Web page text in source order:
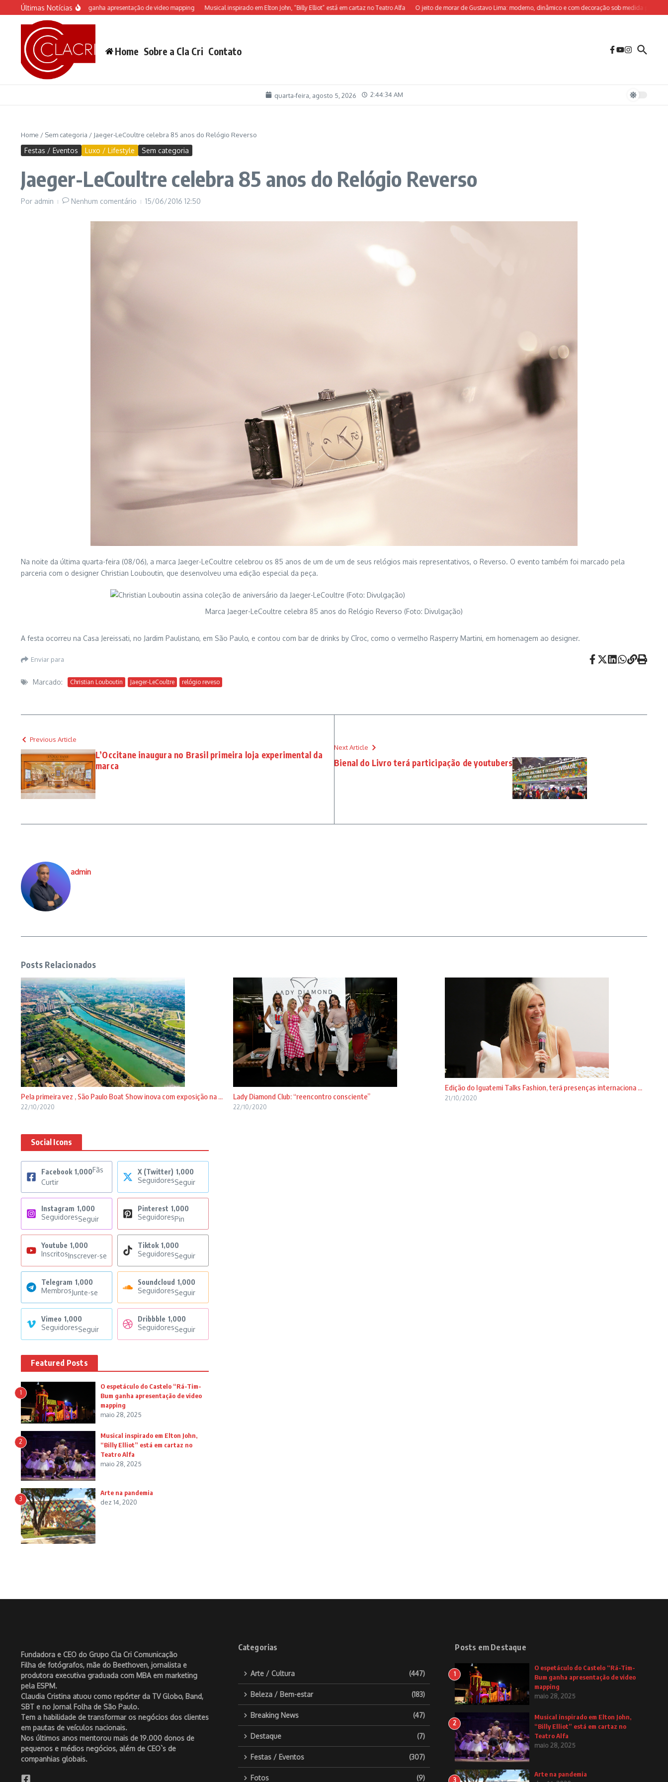
Ir para o conteúdo
Últimas Notícias
Castelo “Rá-Tim-Bum ganha apresentação de video mapping Musical inspirado em Elton John, “Billy Elliot” está em cartaz no Teatro Alfa O jeito de morar de Gustavo Lima: moderno, dinâmico e com decoração sob medida para o olhar
Home Sobre a Cla Cri Contato
quarta-feira, agosto 5, 2026 2:44:35 AM
Home / Sem categoria / Jaeger-LeCoultre celebra 85 anos do Relógio Reverso
Festas / Eventos Luxo / Lifestyle Sem categoria
Jaeger-LeCoultre celebra 85 anos do Relógio Reverso
Por admin Nenhum comentário 15/06/2016 12:50
Na noite da última quarta-feira (08/06), a marca Jaeger-LeCoultre celebrou os 85 anos de um de um de seus relógios mais representativos, o Reverso. O evento também foi marcado pela
parceria com o designer Christian Louboutin, que desenvolveu uma edição especial da peça.
Marca Jaeger-LeCoultre celebra 85 anos do Relógio Reverso (Foto: Divulgação)
A festa ocorreu na Casa Jereissati, no Jardim Paulistano, em São Paulo, e contou com bar de drinks by Cîroc, como o vermelho Rasperry Martini, em homenagem ao designer.
Enviar para
Marcado: Christian Louboutin Jaeger-LeCoultre relógio reveso
Previous Article
L’Occitane inaugura no Brasil primeira loja experimental da
marca
Next Article
Bienal do Livro terá participação de youtubers
admin
Posts Relacionados
Pela primeira vez , São Paulo Boat Show inova com exposição na ...
22/10/2020
Lady Diamond Club: “reencontro consciente”
22/10/2020
Edição do Iguatemi Talks Fashion, terá presenças internaciona ...
21/10/2020
Social Icons
Facebook 1,000Fãs
Curtir
X (Twitter) 1,000
SeguidoresSeguir
Instagram 1,000
SeguidoresSeguir
Pinterest 1,000
SeguidoresPin
Youtube 1,000
InscritosInscrever-se
Tiktok 1,000
SeguidoresSeguir
Telegram 1,000
MembrosJunte-se
Soundcloud 1,000
SeguidoresSeguir
Vimeo 1,000
SeguidoresSeguir
Dribbble 1,000
SeguidoresSeguir
Featured Posts
1
O espetáculo do Castelo “Rá-Tim-
Bum ganha apresentação de video
mapping
maio 28, 2025
2
Musical inspirado em Elton John,
“Billy Elliot” está em cartaz no
Teatro Alfa
maio 28, 2025
3
Arte na pandemia
dez 14, 2020
Fundadora e CEO do Grupo Cla Cri Comunicação
Filha de fotógrafos, mãe do Beethoven, jornalista e
produtora executiva graduada com MBA em marketing
pela ESPM.
Claudia Cristina atuou como repórter da TV Globo, Band,
SBT e no Jornal Folha de São Paulo.
Tem a habilidade de transformar os negócios dos clientes
em pautas de veículos nacionais.
Nos últimos anos mentorou mais de 19.000 donos de
pequenos e médios negócios, além de CEO`s de
companhias globais.
Categorias
Arte / Cultura (447)
Beleza / Bem-estar (183)
Breaking News (47)
Destaque (7)
Festas / Eventos (307)
Fotos (9)
Posts em Destaque
1
O espetáculo do Castelo “Rá-Tim-
Bum ganha apresentação de video
mapping
maio 28, 2025
2
Musical inspirado em Elton John,
“Billy Elliot” está em cartaz no
Teatro Alfa
maio 28, 2025
3
Arte na pandemia